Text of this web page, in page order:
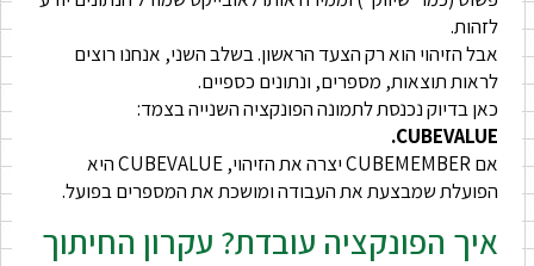
לזהות.
אבל הזיהוי הוא רק הצעד הראשון. בשלב השני, אנחנו רוצים
לראות תוצאות, מספרים, ונתונים כספיים.
כאן בדיוק נכנסת לתמונה הפונקציה השנייה בצמד:
CUBEVALUE.
אם CUBEMEMBER יצרה את הזיהוי, CUBEVALUE היא
הפועלת שמבצעת את העבודה ומושכת את המספרים בפועל.
איך הפונקציה עובדת? עקרון החיתוך